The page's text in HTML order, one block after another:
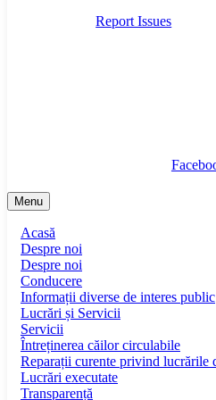
Report Issues
Menu
Acasă
Despre noi
Despre noi
Conducere
Informații diverse de interes public
Lucrări și Servicii
Servicii
Întreținerea căilor circulabile
Reparații curente privind lucrările
Lucrări executate
Transparență